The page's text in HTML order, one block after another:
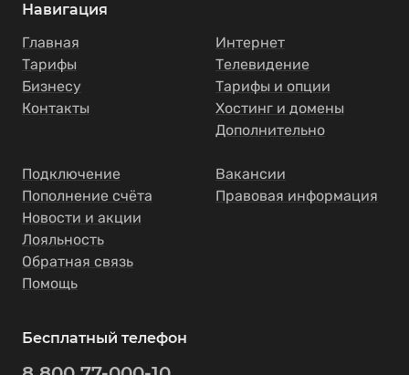
Навигация
Главная
Тарифы
Бизнесу
Контакты
Интернет
Телевидение
Тарифы и опции
Хостинг и домены
Дополнительно
Подключение
Пополнение счёта
Новости и акции
Лояльность
Обратная связь
Помощь
Вакансии
Правовая информация
Бесплатный телефон